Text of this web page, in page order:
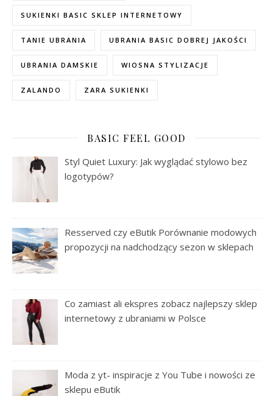
SUKIENKI BASIC SKLEP INTERNETOWY
TANIE UBRANIA UBRANIA BASIC DOBREJ JAKOŚCI
UBRANIA DAMSKIE WIOSNA STYLIZACJE
ZALANDO ZARA SUKIENKI
BASIC FEEL GOOD
Styl Quiet Luxury: Jak wyglądać stylowo bez
logotypów?
Resserved czy eButik Porównanie modowych
propozycji na nadchodzący sezon w sklepach
Co zamiast ali ekspres zobacz najlepszy sklep
internetowy z ubraniami w Polsce
Moda z yt- inspiracje z You Tube i nowości ze
sklepu eButik